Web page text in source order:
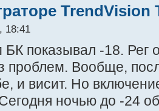
TrendVision
18:41
БК показывал -18. Рег
проблем. Вообще,
и висит. Но
ночью до -24